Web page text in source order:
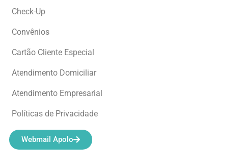
Check-Up
Convênios
Cartão Cliente Especial
Atendimento Domiciliar
Atendimento Empresarial
Políticas de Privacidade
Webmail Apolo